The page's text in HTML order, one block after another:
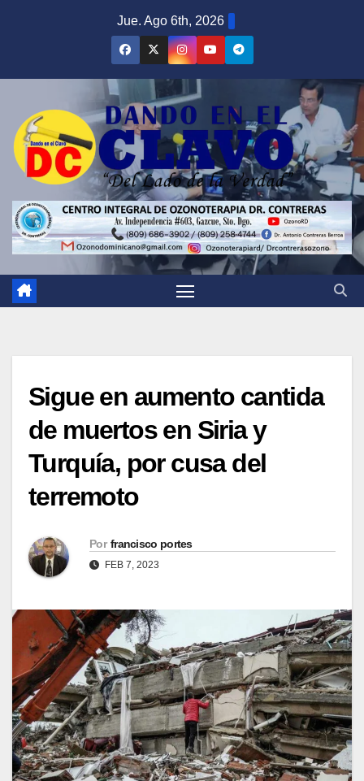
Jue. Ago 6th, 2026
Sigue en aumento cantida
de muertos en Siria y
Turquía, por cusa del
terremoto
Por francisco portes
FEB 7, 2023